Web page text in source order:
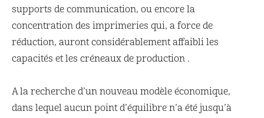
supports de communication, ou encore la
concentration des imprimeries qui, a force de
réduction, auront considérablement affaibli les
capacités et les créneaux de production .
A la recherche d’un nouveau modèle économique,
dans lequel aucun point d’équilibre n’a été jusqu’à